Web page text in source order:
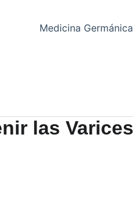
Medicina Germánica